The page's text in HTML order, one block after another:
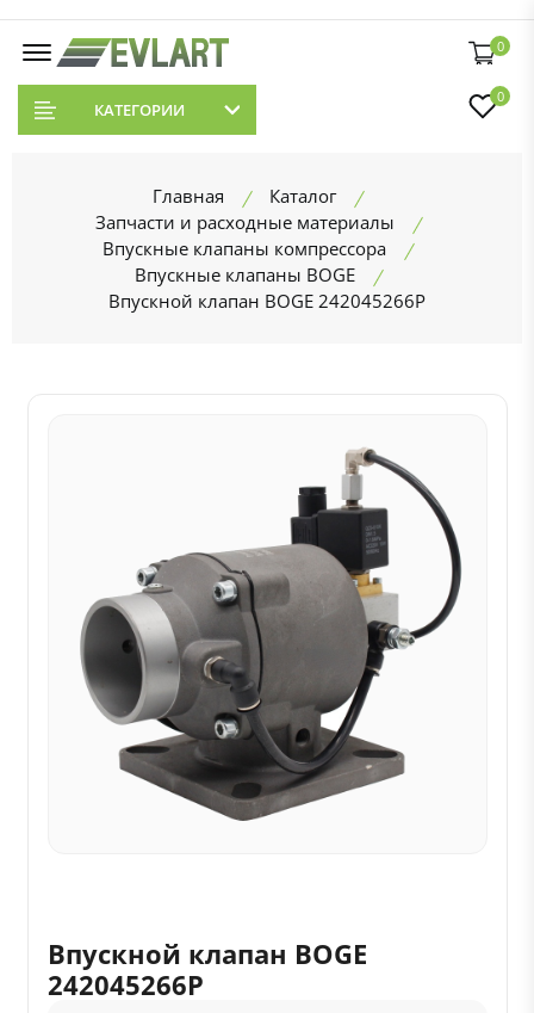
0
КАТЕГОРИИ
0
Главная
Каталог
Запчасти и расходные материалы
Впускные клапаны компрессора
Впускные клапаны BOGE
Впускной клапан BOGE 242045266P
Впускной клапан BOGE
242045266P